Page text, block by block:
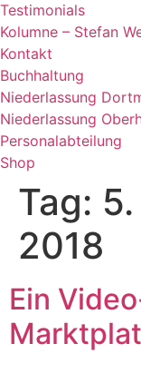
Testimonials
Kolumne – Stefan
Kontakt
Buchhaltung
Niederlassung
Niederlassung
Personalabteilung
Shop
Tag:
2018
Ein